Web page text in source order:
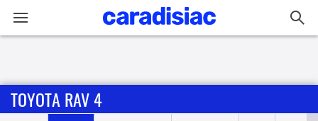
Accueil
TOYOTA RAV 4